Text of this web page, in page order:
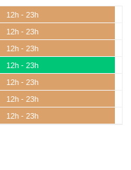
12h - 23h
12h - 23h
12h - 23h
12h - 23h
12h - 23h
12h - 23h
12h - 23h